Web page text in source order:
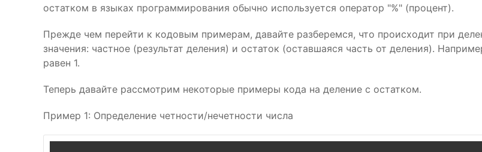
остатком в языках программирования обычно используется оператор "%" (процент).
Прежде чем перейти к кодовым примерам, давайте разберемся, что происходит при
значения: частное (результат деления) и остаток (оставшаяся часть от деления).
равен 1.
Теперь давайте рассмотрим некоторые примеры кода на деление с остатком.
Пример 1: Определение четности/нечетности числа